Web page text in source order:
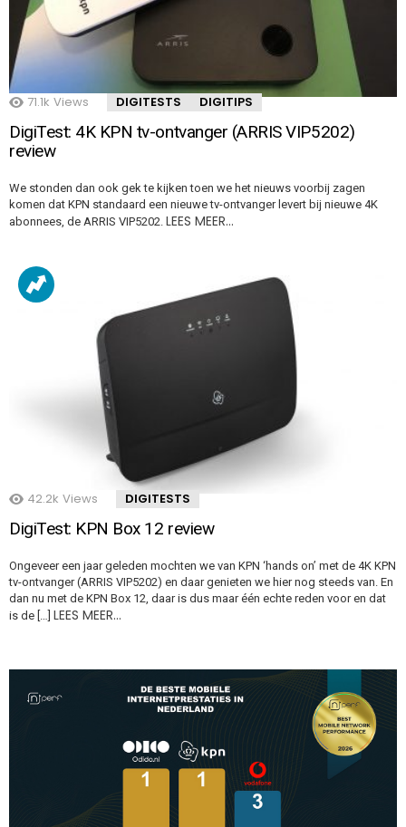
71.1k Views DIGITESTS DIGITIPS
DigiTest: 4K KPN tv-ontvanger (ARRIS VIP5202)
review
We stonden dan ook gek te kijken toen we het nieuws voorbij zagen
komen dat KPN standaard een nieuwe tv-ontvanger levert bij nieuwe 4K
abonnees, de ARRIS VIP5202. LEES MEER…
42.2k Views DIGITESTS
DigiTest: KPN Box 12 review
Ongeveer een jaar geleden mochten we van KPN ‘hands on’ met de 4K KPN
tv-ontvanger (ARRIS VIP5202) en daar genieten we hier nog steeds van. En
dan nu met de KPN Box 12, daar is dus maar één echte reden voor en dat
is de […] LEES MEER…